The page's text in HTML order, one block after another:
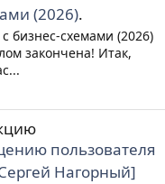
(2026).
бизнес-схемами (2026)
закончена! Итак,
пользователя
Нагорный]